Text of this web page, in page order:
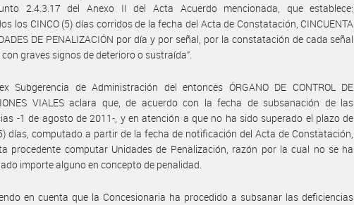
2.4.3.17 del Anexo II del Acta Acuerdo mencionada, que establece:
los CINCO (5) días corridos de la fecha del Acta de Constatación, CINCUENTA
DE PENALIZACIÓN por día y por señal, por la constatación de cada señal
graves signos de deterioro o sustraída”.
Subgerencia de Administración del entonces ÓRGANO DE CONTROL DE
VIALES aclara que, de acuerdo con la fecha de subsanación de las
-1 de agosto de 2011-, y en atención a que no ha sido superado el plazo de
días, computado a partir de la fecha de notificación del Acta de Constatación,
procedente computar Unidades de Penalización, razón por la cual no se ha
importe alguno en concepto de penalidad.
en cuenta que la Concesionaria ha procedido a subsanar las deficiencias